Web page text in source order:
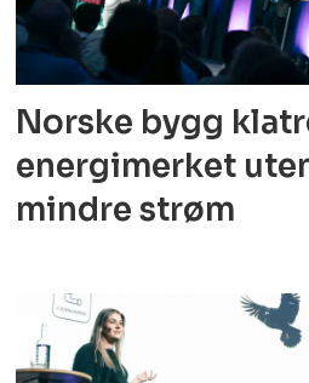
Norske bygg
energimerket
mindre strøm